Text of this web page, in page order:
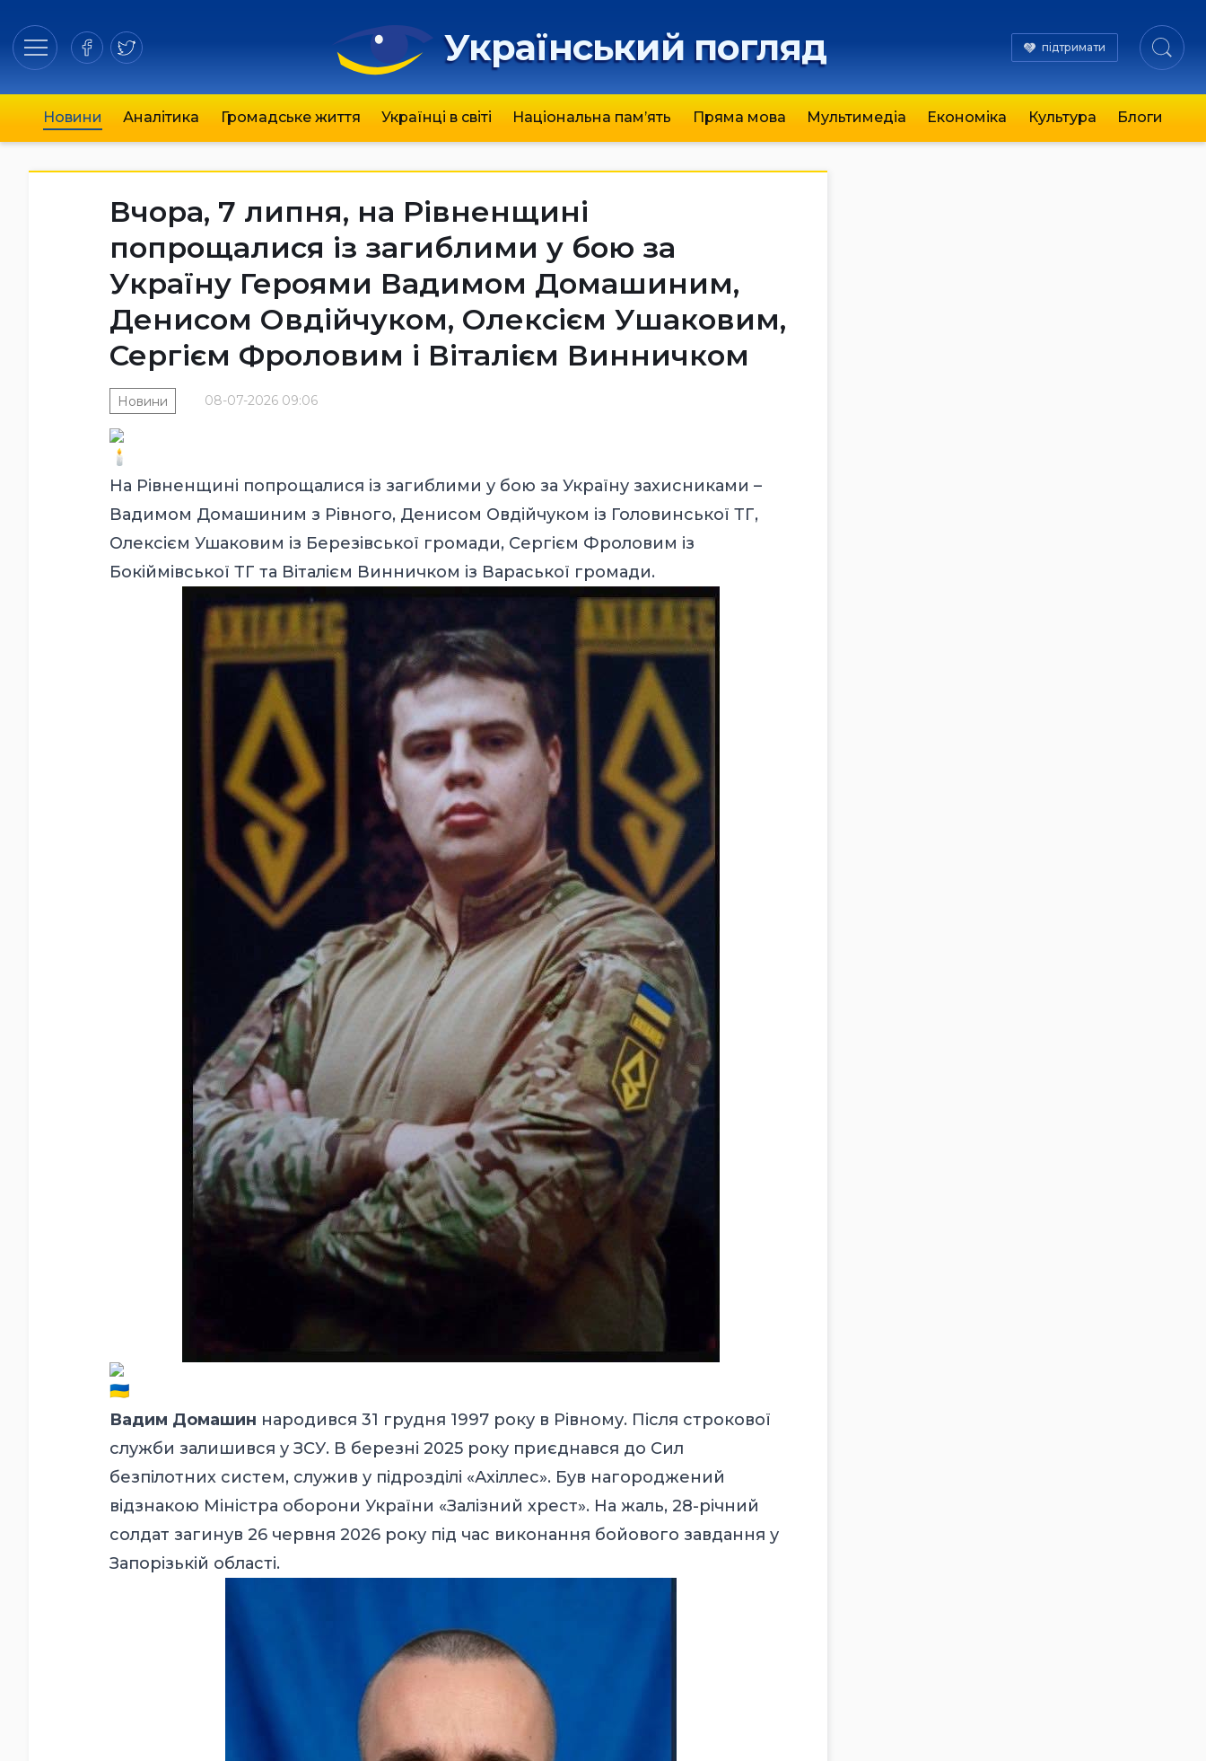
Український погляд підтримати
Новини Аналітика Громадське життя Українці в світі Національна пам’ять Пряма мова Мультимедіа Економіка Культура Блоги
Вчора, 7 липня, на Рівненщині
попрощалися із загиблими у бою за
Україну Героями Вадимом Домашиним,
Денисом Овдійчуком, Олексієм Ушаковим,
Сергієм Фроловим і Віталієм Винничком
08-07-2026 09:06
Новини
На Рівненщині попрощалися із загиблими у бою за Україну захисниками –
Вадимом Домашиним з Рівного, Денисом Овдійчуком із Головинської ТГ,
Олексієм Ушаковим із Березівської громади, Сергієм Фроловим із
Бокіймівської ТГ та Віталієм Винничком із Вараської громади.
Вадим Домашин народився 31 грудня 1997 року в Рівному. Після строкової
служби залишився у ЗСУ. В березні 2025 року приєднався до Сил
безпілотних систем, служив у підрозділі «Ахіллес». Був нагороджений
відзнакою Міністра оборони України «Залізний хрест». На жаль, 28-річний
солдат загинув 26 червня 2026 року під час виконання бойового завдання у
Запорізькій області.